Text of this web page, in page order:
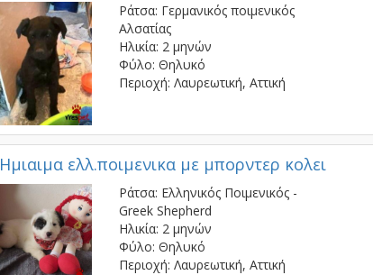
Ράτσα: Γερμανικός ποιμενικός
Αλσατίας
Ηλικία: 2 μηνών
Φύλο: Θηλυκό
Περιοχή: Λαυρεωτική, Αττική
Hμιαιμα ελλ.ποιμενικα με μπορντερ κολει
Ράτσα: Ελληνικός Ποιμενικός -
Greek Shepherd
Ηλικία: 2 μηνών
Φύλο: Θηλυκό
Περιοχή: Λαυρεωτική, Αττική